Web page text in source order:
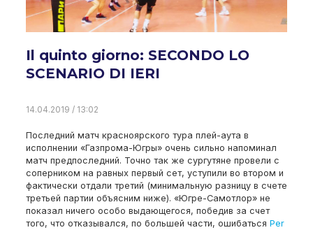
Il quinto giorno: SECONDO LO
SCENARIO DI IERI
14.04.2019 / 13:02
Последний матч красноярского тура плей-аута в
исполнении «Газпрома-Югры» очень сильно напоминал
матч предпоследний. Точно так же сургутяне провели с
соперником на равных первый сет, уступили во втором и
фактически отдали третий (минимальную разницу в счете
третьей партии объясним ниже). «Югре-Самотлор» не
показал ничего особо выдающегося, победив за счет
того, что отказывался, по большей части, ошибаться Per